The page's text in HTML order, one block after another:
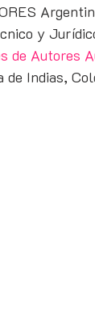
y
de Autores
de Indias,